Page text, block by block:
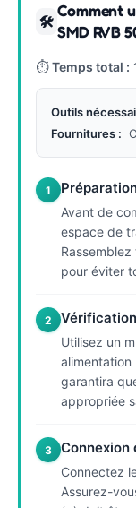
🛠
Comment
SMD RVB
⏱Temps total :
Outils
Fournitures :
1
Avant de
espace de
pour éviter
2
Utilisez un
alimentation
garantira
appropriée
3 Connexion
Connectez
Assurez-